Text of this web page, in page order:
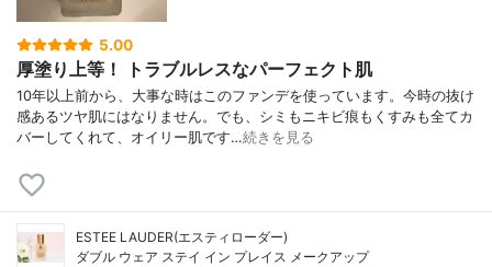
5.00
厚塗り上等！ トラブルレスなパーフェクト肌
10年以上前から、大事な時はこのファンデを使っています。今時の抜け
感あるツヤ肌にはなりません。でも、シミもニキビ痕もくすみも全てカ
バーしてくれて、オイリー肌です…続きを見る
ESTEE LAUDER(エスティローダー)
ダブル ウェア ステイ イン プレイス メークアップ